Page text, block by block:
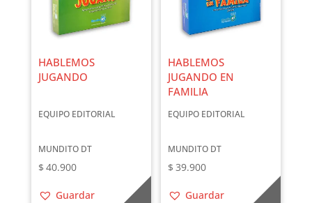
HABLEMOS
JUGANDO
EQUIPO EDITORIAL
MUNDITO DT
$ 40.900
Guardar
HABLEMOS
JUGANDO EN
FAMILIA
EQUIPO EDITORIAL
MUNDITO DT
$ 39.900
Guardar